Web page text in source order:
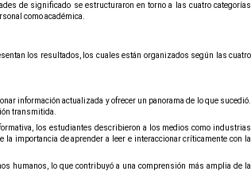
de significado se estructuraron en torno a las cuatro categorías
como académica.
los resultados, los cuales están organizados según las cuatro
información actualizada y ofrecer un panorama de lo que sucedió.
transmitida.
los estudiantes describieron a los medios como industrias
importancia de aprender a leer e interaccionar críticamente con la
humanos, lo que contribuyó a una comprensión más amplia de la